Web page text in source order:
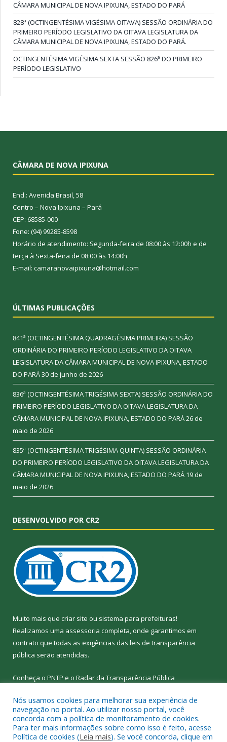
CÂMARA MUNICIPAL DE NOVA IPIXUNA, ESTADO DO PARÁ
828ª (OCTINGENTÉSIMA VIGÉSIMA OITAVA) SESSÃO ORDINÁRIA DO
PRIMEIRO PERÍODO LEGISLATIVO DA OITAVA LEGISLATURA DA
CÂMARA MUNICIPAL DE NOVA IPIXUNA, ESTADO DO PARÁ.
OCTINGENTÉSIMA VIGÉSIMA SEXTA SESSÃO 826ª DO PRIMEIRO
PERÍODO LEGISLATIVO
CÂMARA DE NOVA IPIXUNA
End.: Avenida Brasil, 58
Centro – Nova Ipixuna – Pará
CEP: 68585-000
Fone: (94) 99285-8598
Horário de atendimento: Segunda-feira de 08:00 às 12:00h e de
terça à Sexta-feira de 08:00 às 14:00h
E-mail: camaranovaipixuna@hotmail.com
ÚLTIMAS PUBLICAÇÕES
841ª (OCTINGENTÉSIMA QUADRAGÉSIMA PRIMEIRA) SESSÃO
ORDINÁRIA DO PRIMEIRO PERÍODO LEGISLATIVO DA OITAVA
LEGISLATURA DA CÂMARA MUNICIPAL DE NOVA IPIXUNA, ESTADO
DO PARÁ30 de junho de 2026
836ª (OCTINGENTÉSIMA TRIGÉSIMA SEXTA) SESSÃO ORDINÁRIA DO
PRIMEIRO PERÍODO LEGISLATIVO DA OITAVA LEGISLATURA DA
CÂMARA MUNICIPAL DE NOVA IPIXUNA, ESTADO DO PARÁ26 de
maio de 2026
835ª (OCTINGENTÉSIMA TRIGÉSIMA QUINTA) SESSÃO ORDINÁRIA
DO PRIMEIRO PERÍODO LEGISLATIVO DA OITAVA LEGISLATURA DA
CÂMARA MUNICIPAL DE NOVA IPIXUNA, ESTADO DO PARÁ 19 de
maio de 2026
DESENVOLVIDO POR CR2
Muito mais que criar site ou sistema para prefeituras!
Realizamos uma assessoria completa, onde garantimos em
contrato que todas as exigências das leis de transparência
pública serão atendidas.
Conheça o PNTP e o Radar da Transparência Pública
Todos os direitos reservados a Câmara Municipal de Nova
Nós usamos cookies para melhorar sua experiência de
navegação no portal. Ao utilizar nosso portal, você
concorda com a política de monitoramento de cookies.
Para ter mais informações sobre como isso é feito, acesse
Política de cookies (Leia mais). Se você concorda, clique em